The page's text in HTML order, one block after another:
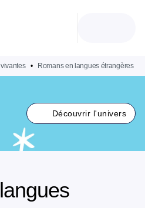
• Romans en langues étrangères
Découvrir l'univers